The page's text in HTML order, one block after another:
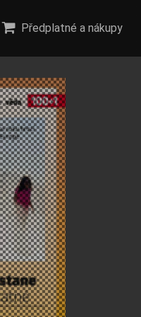
Předplatné a nákupy